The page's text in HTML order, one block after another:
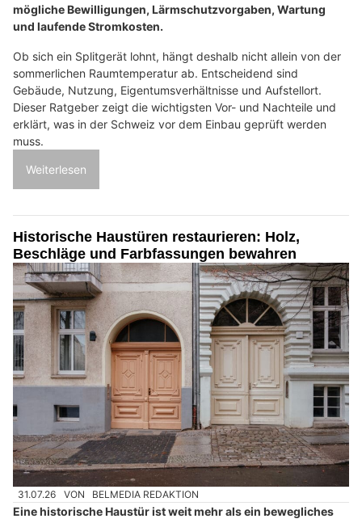
mögliche Bewilligungen, Lärmschutzvorgaben, Wartung
und laufende Stromkosten.
Ob sich ein Splitgerät lohnt, hängt deshalb nicht allein von der
sommerlichen Raumtemperatur ab. Entscheidend sind
Gebäude, Nutzung, Eigentumsverhältnisse und Aufstellort.
Dieser Ratgeber zeigt die wichtigsten Vor- und Nachteile und
erklärt, was in der Schweiz vor dem Einbau geprüft werden
muss.
Weiterlesen
Historische Haustüren restaurieren: Holz,
Beschläge und Farbfassungen bewahren
31.07.26 VON BELMEDIA REDAKTION
Eine historische Haustür ist weit mehr als ein bewegliches